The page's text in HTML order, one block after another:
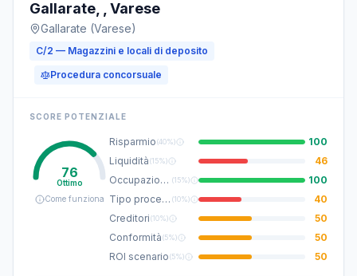
Gallarate, , Varese
Gallarate (Varese)
C/2 — Magazzini e locali di deposito
Procedura concorsuale
SCORE POTENZIALE
76
Ottimo
Come funziona
Risparmio(40%)
100
Liquidità(15%)
46
Occupazione (15%)
100
Tipo procedura (10%)
40
Creditori(10%)
50
Conformità(5%)
50
ROI scenario(5%) 50